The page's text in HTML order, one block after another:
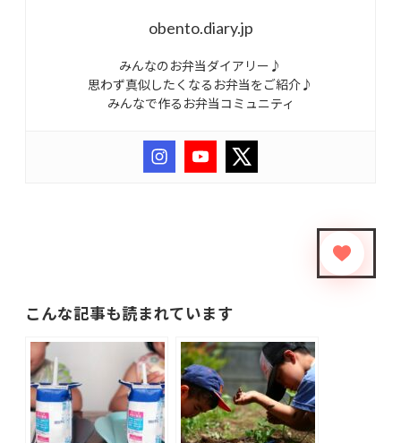
obento.diary.jp
みんなのお弁当ダイアリー♪
思わず真似したくなるお弁当をご紹介♪
みんなで作るお弁当コミュニティ
こんな記事も読まれています